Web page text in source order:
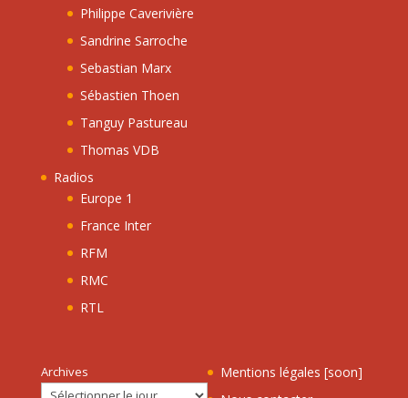
Philippe Caverivière
Sandrine Sarroche
Sebastian Marx
Sébastien Thoen
Tanguy Pastureau
Thomas VDB
Radios
Europe 1
France Inter
RFM
RMC
RTL
Archives
Mentions légales [soon]